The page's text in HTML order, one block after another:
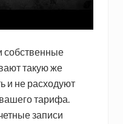
собственные
такую же
и не расходуют
тарифа.
записи